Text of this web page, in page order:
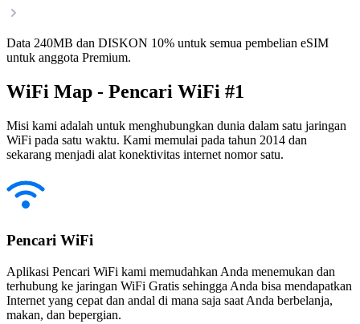
Data 240MB dan DISKON 10% untuk semua pembelian eSIM
untuk anggota Premium.
WiFi Map - Pencari WiFi #1
Misi kami adalah untuk menghubungkan dunia dalam satu jaringan
WiFi pada satu waktu. Kami memulai pada tahun 2014 dan
sekarang menjadi alat konektivitas internet nomor satu.
Pencari WiFi
Aplikasi Pencari WiFi kami memudahkan Anda menemukan dan
terhubung ke jaringan WiFi Gratis sehingga Anda bisa mendapatkan
Internet yang cepat dan andal di mana saja saat Anda berbelanja,
makan, dan bepergian.